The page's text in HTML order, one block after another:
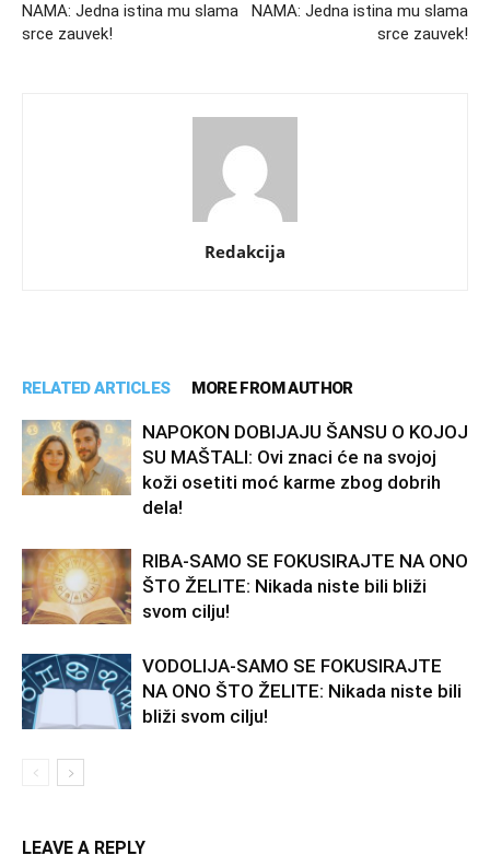
NAMA: Jedna istina mu slama
srce zauvek!
NAMA: Jedna istina mu slama
srce zauvek!
Redakcija
RELATED ARTICLES MORE FROM AUTHOR
NAPOKON DOBIJAJU ŠANSU O KOJOJ
SU MAŠTALI: Ovi znaci će na svojoj
koži osetiti moć karme zbog dobrih
dela!
RIBA-SAMO SE FOKUSIRAJTE NA ONO
ŠTO ŽELITE: Nikada niste bili bliži
svom cilju!
VODOLIJA-SAMO SE FOKUSIRAJTE
NA ONO ŠTO ŽELITE: Nikada niste bili
bliži svom cilju!
LEAVE A REPLY